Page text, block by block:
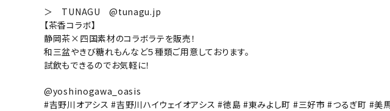
＞ TUNAGU @tunagu.jp
【茶香コラボ】
静岡茶×四国素材のコラボラテを販売！
和三盆やきび糖れもんなど５種類ご用意しております。
試飲もできるのでお気軽に！
@yoshinogawa_oasis
#吉野川オアシス #吉野川ハイウェイオアシス #徳島 #東みよし町 #三好市 #つるぎ町 #